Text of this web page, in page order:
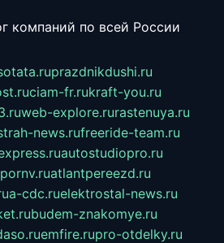
компаний по всей России
prazdnikdushi.ru
ciam-fr.rukraft-you.ru
web-explore.rurastenuya.ru
news.rufreeride-team.ru
autostudiopro.ru
pornv.ruatlantpereezd.ru
a-cdc.ruelektrostal-news.ru
budem-znakomye.ru
emfire.rupro-otdelky.ru